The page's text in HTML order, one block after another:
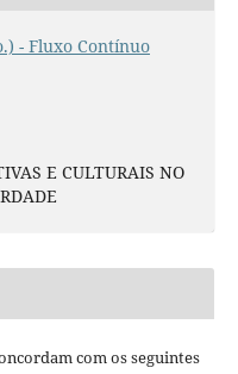
- Fluxo Contínuo
E CULTURAIS NO
com os seguintes